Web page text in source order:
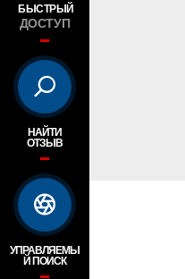
БЫСТРЫЙ
ДОСТУП
НАЙТИ
ОТЗЫВ
УПРАВЛЯЕМЫ
Й ПОИСК